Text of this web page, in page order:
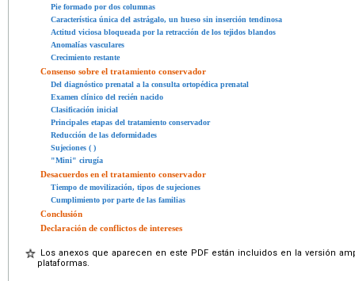
Pie formado por dos columnas
Característica única del astrágalo, un hueso sin inserción tendinosa
Actitud viciosa bloqueada por la retracción de los tejidos blandos
Anomalías vasculares
Crecimiento restante
Consenso sobre el tratamiento conservador
Del diagnóstico prenatal a la consulta ortopédica prenatal
Examen clínico del recién nacido
Clasificación inicial
Principales etapas del tratamiento conservador
Reducción de las deformidades
Sujeciones ( )
"Mini" cirugía
Desacuerdos en el tratamiento conservador
Tiempo de movilización, tipos de sujeciones
Cumplimiento por parte de las familias
Conclusión
Declaración de conflictos de intereses
Los anexos que aparecen en este PDF están incluidos en la versión
plataformas.